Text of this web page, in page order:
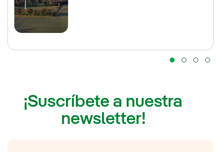
¡Suscríbete a nuestra
newsletter!